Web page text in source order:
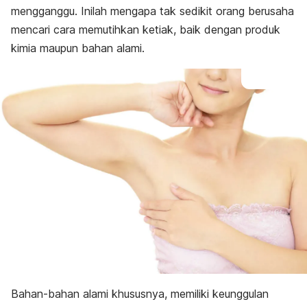
mengganggu. Inilah mengapa tak sedikit orang berusaha
mencari cara memutihkan ketiak, baik dengan produk
kimia maupun bahan alami.
Bahan-bahan alami khususnya, memiliki keunggulan